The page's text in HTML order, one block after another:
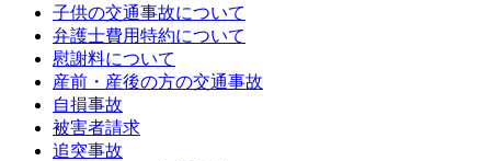
子供の交通事故について
弁護士費用特約について
慰謝料について
産前・産後の方の交通事故
自損事故
被害者請求
追突事故